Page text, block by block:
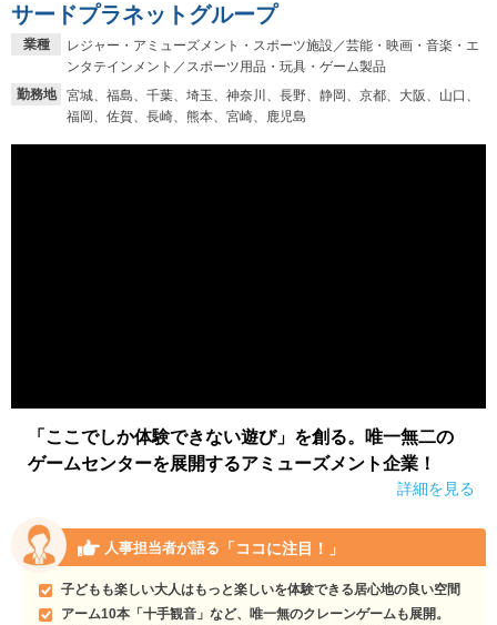
業種
レジャー・アミューズメント・スポーツ施設／芸能・映画・音楽・エ
ンタテインメント／スポーツ用品・玩具・ゲーム製品
勤務地
宮城、福島、千葉、埼玉、神奈川、長野、静岡、京都、大阪、山口、
福岡、佐賀、長崎、熊本、宮崎、鹿児島
サードプラネットグループ
「ここでしか体験できない遊び」を創る。唯一無二の
ゲームセンターを展開するアミューズメント企業！
詳細を見る
人事担当者が語る 「ココに注目！」
子どもも楽しい大人はもっと楽しいを体験できる居心地の良い空間
アーム10本「十手観音」など、唯一無のクレーンゲームも展開。